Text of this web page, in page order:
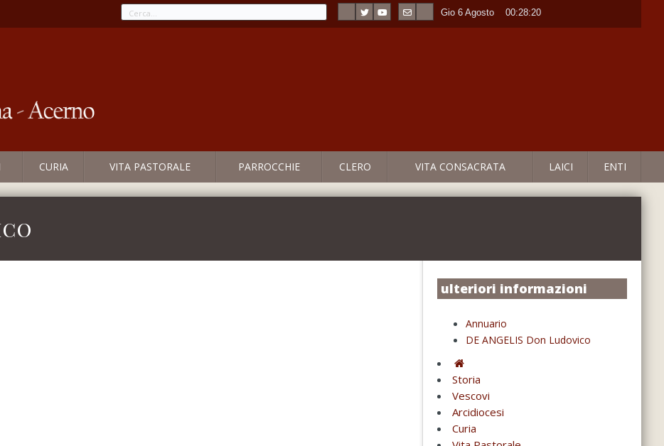
Gio 6 Agosto ----00:28:21
CURIA VITA PASTORALE PARROCCHIE CLERO VITA CONSACRATA LAICI ENTI
ulteriori informazioni
Annuario
DE ANGELIS Don Ludovico
Storia
Vescovi
Arcidiocesi
Curia